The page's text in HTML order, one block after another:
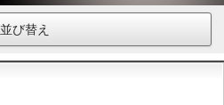
並び替え